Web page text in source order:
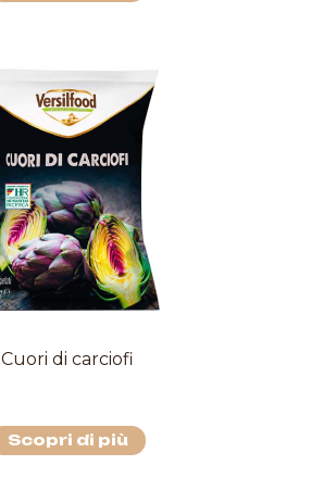
Cuori di carciofi
Scopri di più